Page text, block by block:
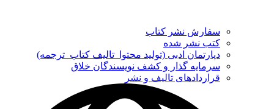
سفارش نشر کتاب
کتب نشر شده
دپارتمان ادبی (تولید محتوا_تالیف کتاب_ترجمه)
سرمایه گذار و کشف نویسندگان خلاق
قراردادهای تالیف و نشر